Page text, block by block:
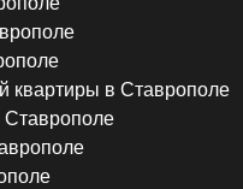
квартиры в Ставрополе
Ставрополе